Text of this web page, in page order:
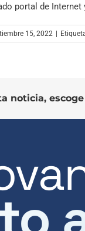
portal de Internet
15, 2022 |
noticia,